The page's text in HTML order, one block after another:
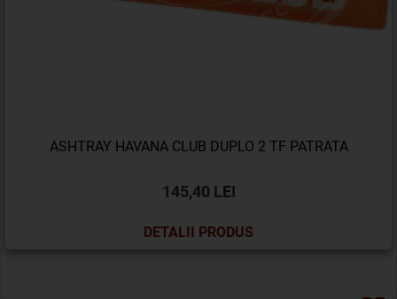
ASHTRAY HAVANA CLUB DUPLO 2 TF PATRATA
145,40 LEI
DETALII PRODUS